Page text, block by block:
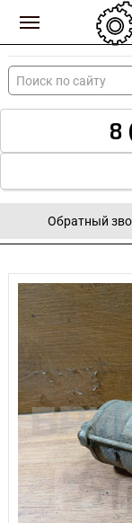
Вход для поставщиков
8
Обратный